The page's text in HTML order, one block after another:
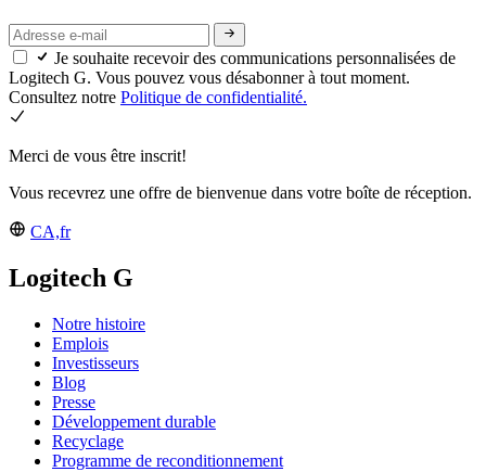
Je souhaite recevoir des communications personnalisées de
Logitech G. Vous pouvez vous désabonner à tout moment.
Consultez notre Politique de confidentialité.
Merci de vous être inscrit!
Vous recevrez une offre de bienvenue dans votre boîte de réception.
CA,fr
Logitech G
Notre histoire
Emplois
Investisseurs
Blog
Presse
Développement durable
Recyclage
Programme de reconditionnement